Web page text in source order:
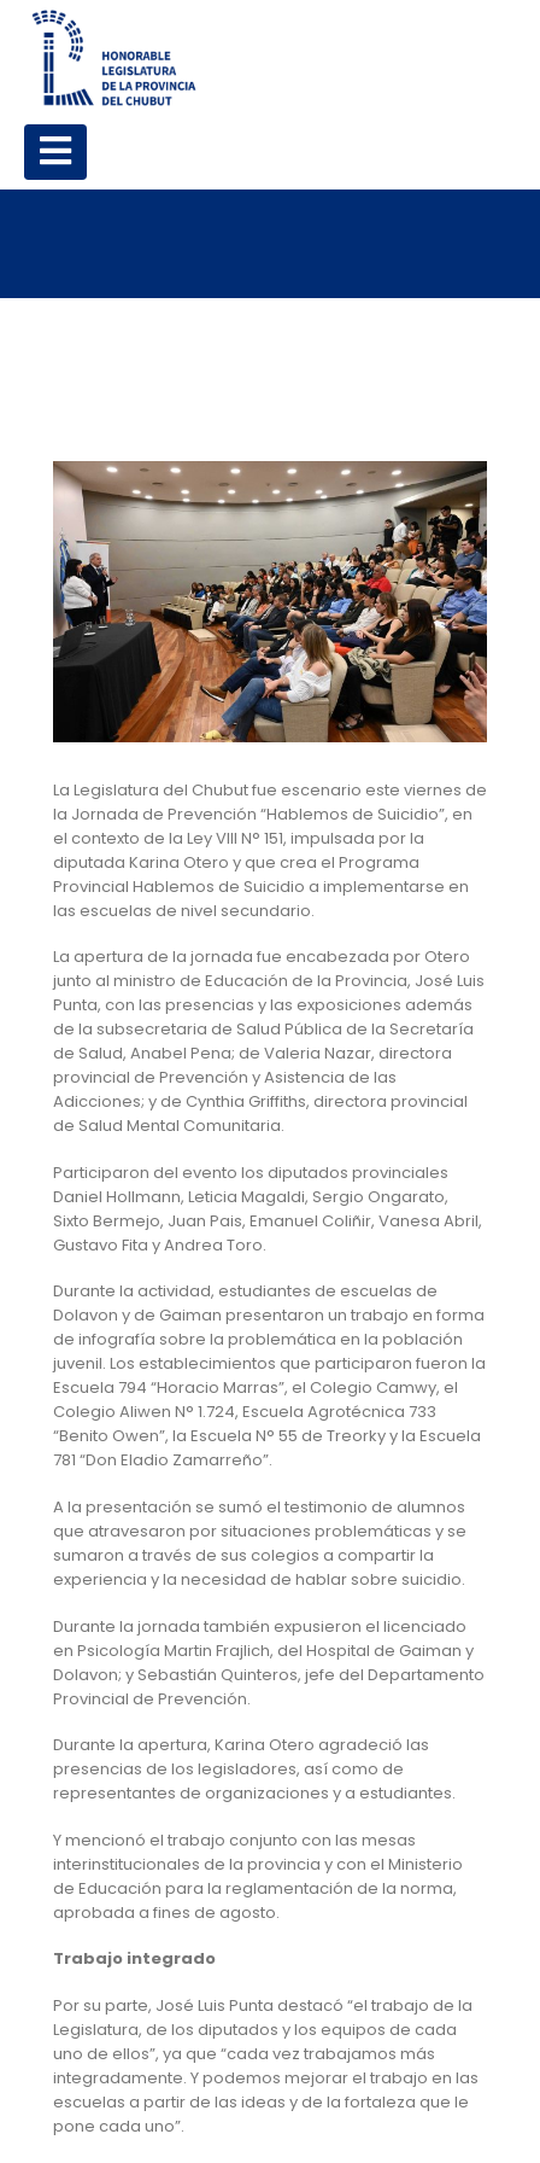
La Legislatura del Chubut fue escenario este viernes de
la Jornada de Prevención “Hablemos de Suicidio”, en
el contexto de la Ley VIII N° 151, impulsada por la
diputada Karina Otero y que crea el Programa
Provincial Hablemos de Suicidio a implementarse en
las escuelas de nivel secundario.
La apertura de la jornada fue encabezada por Otero
junto al ministro de Educación de la Provincia, José Luis
Punta, con las presencias y las exposiciones además
de la subsecretaria de Salud Pública de la Secretaría
de Salud, Anabel Pena; de Valeria Nazar, directora
provincial de Prevención y Asistencia de las
Adicciones; y de Cynthia Griffiths, directora provincial
de Salud Mental Comunitaria.
Participaron del evento los diputados provinciales
Daniel Hollmann, Leticia Magaldi, Sergio Ongarato,
Sixto Bermejo, Juan Pais, Emanuel Coliñir, Vanesa Abril,
Gustavo Fita y Andrea Toro.
Durante la actividad, estudiantes de escuelas de
Dolavon y de Gaiman presentaron un trabajo en forma
de infografía sobre la problemática en la población
juvenil. Los establecimientos que participaron fueron la
Escuela 794 “Horacio Marras”, el Colegio Camwy, el
Colegio Aliwen N° 1.724, Escuela Agrotécnica 733
“Benito Owen”, la Escuela N° 55 de Treorky y la Escuela
781 “Don Eladio Zamarreño”.
A la presentación se sumó el testimonio de alumnos
que atravesaron por situaciones problemáticas y se
sumaron a través de sus colegios a compartir la
experiencia y la necesidad de hablar sobre suicidio.
Durante la jornada también expusieron el licenciado
en Psicología Martin Frajlich, del Hospital de Gaiman y
Dolavon; y Sebastián Quinteros, jefe del Departamento
Provincial de Prevención.
Durante la apertura, Karina Otero agradeció las
presencias de los legisladores, así como de
representantes de organizaciones y a estudiantes.
Y mencionó el trabajo conjunto con las mesas
interinstitucionales de la provincia y con el Ministerio
de Educación para la reglamentación de la norma,
aprobada a fines de agosto.
Trabajo integrado
Por su parte, José Luis Punta destacó “el trabajo de la
Legislatura, de los diputados y los equipos de cada
uno de ellos”, ya que “cada vez trabajamos más
integradamente. Y podemos mejorar el trabajo en las
escuelas a partir de las ideas y de la fortaleza que le
pone cada uno”.